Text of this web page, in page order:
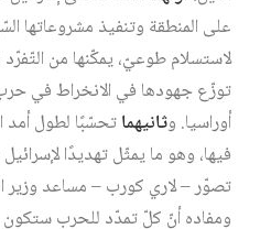
على المنطقة وتنفيذ مشروعاتها
لاستسلام طوعيّ، يمكّنها من التّفرّد
توزّع جهودها في الانخراط في
أوراسيا. وثانيهماتحسّبًا لطول أمد
فيها، وهو ما يمثّل تهديدًا
تصوّر – لاري كورب – مساعد وزير
ومفاده أنّ كلّ تمدّد للحرب ستكون